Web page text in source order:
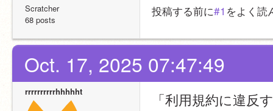
Scratcher
68 posts
投稿する前に#1 をよく読
Oct. 17, 2025 07:47:49
rrrrrrrrrrhhhhht 「利用規約に違反